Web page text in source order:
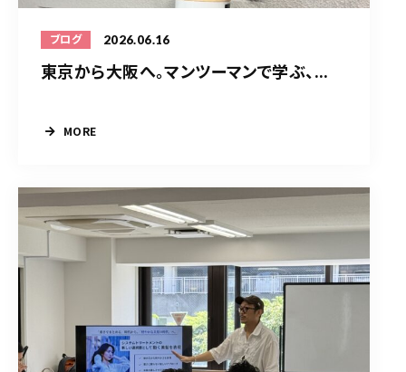
ブログ 2026.06.16
東京から大阪へ。マンツーマンで学ぶ、...
MORE